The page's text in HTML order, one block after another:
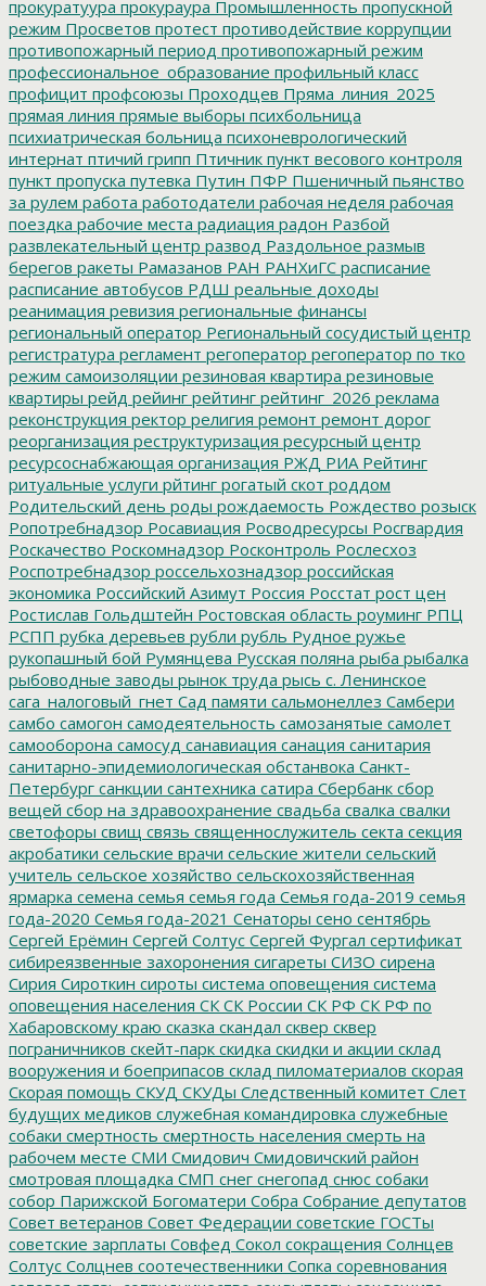
прокуратуура прокураура Промышленность пропускной
режим Просветов протест противодействие коррупции
противопожарный период противопожарный режим
профессиональное_образование профильный класс
профицит профсоюзы Проходцев Пряма_линия_2025
прямая линия прямые выборы психбольница
психиатрическая больница психоневрологический
интернат птичий грипп Птичник пункт весового контроля
пункт пропуска путевка Путин ПФР Пшеничный пьянство
за рулем работа работодатели рабочая неделя рабочая
поездка рабочие места радиация радон Разбой
развлекательный центр развод Раздольное размыв
берегов ракеты Рамазанов РАН РАНХиГС расписание
расписание автобусов РДШ реальные доходы
реанимация ревизия региональные финансы
региональный оператор Региональный сосудистый центр
регистратура регламент регоператор регоператор по тко
режим самоизоляции резиновая квартира резиновые
квартиры рейд рейинг рейтинг рейтинг_2026 реклама
реконструкция ректор религия ремонт ремонт дорог
реорганизация реструктуризация ресурсный центр
ресурсоснабжающая организация РЖД РИА Рейтинг
ритуальные услуги рйтинг рогатый скот роддом
Родительский день роды рождаемость Рождество розыск
Ропотребнадзор Росавиация Росводресурсы Росгвардия
Роскачество Роскомнадзор Росконтроль Рослесхоз
Роспотребнадзор россельхознадзор российская
экономика Российский Азимут Россия Росстат рост цен
Ростислав Гольдштейн Ростовская область роуминг РПЦ
РСПП рубка деревьев рубли рубль Рудное ружье
рукопашный бой Румянцева Русская поляна рыба рыбалка
рыбоводные заводы рынок труда рысь с. Ленинское
сага_налоговый_гнет Сад памяти сальмонеллез Самбери
самбо самогон самодеятельность самозанятые самолет
самооборона самосуд санавиация санация санитария
санитарно-эпидемиологическая обстанвока Санкт-
Петербург санкции сантехника сатира Сбербанк сбор
вещей сбор на здравоохранение свадьба свалка свалки
светофоры свищ связь священнослужитель секта секция
акробатики сельские врачи сельские жители сельский
учитель сельское хозяйство сельскохозяйственная
ярмарка семена семья семья года Семья года-2019 семья
года-2020 Семья года-2021 Сенаторы сено сентябрь
Сергей Ерёмин Сергей Солтус Сергей Фургал сертификат
сибиреязвенные захоронения сигареты СИЗО сирена
Сирия Сироткин сироты система оповещения система
оповещения населения СК СК России СК РФ СК РФ по
Хабаровскому краю сказка скандал сквер сквер
пограничников скейт-парк скидка скидки и акции склад
вооружения и боеприпасов склад пиломатериалов скорая
Скорая помощь СКУД СКУДы Следственный комитет Слет
будущих медиков служебная командировка служебные
собаки смертность смертность населения смерть на
рабочем месте СМИ Смидович Смидовичский район
смотровая площадка СМП снег снегопад снюс собаки
собор Парижской Богоматери Собра Собрание депутатов
Совет ветеранов Совет Федерации советские ГОСТы
советские зарплаты Совфед Сокол сокращения Солнцев
Солтус Солцнев соотечественники Сопка соревнования